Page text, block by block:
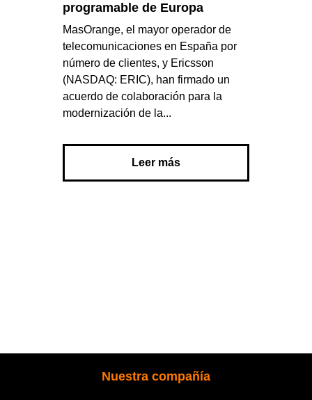
programable de Europa
MasOrange, el mayor operador de
telecomunicaciones en España por
número de clientes, y Ericsson
(NASDAQ: ERIC), han firmado un
acuerdo de colaboración para la
modernización de la...
Leer más
Nuestra compañía